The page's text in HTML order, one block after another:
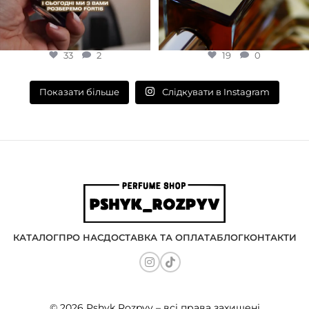
33 2 19 0
Показати більше Слідкувати в Instagram
КАТАЛОГПРО НАСДОСТАВКА ТА ОПЛАТАБЛОГКОНТАКТИ